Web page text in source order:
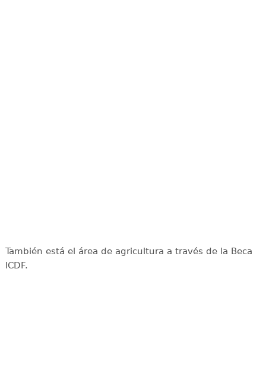
También está el área de agricultura a través de la Beca
ICDF.